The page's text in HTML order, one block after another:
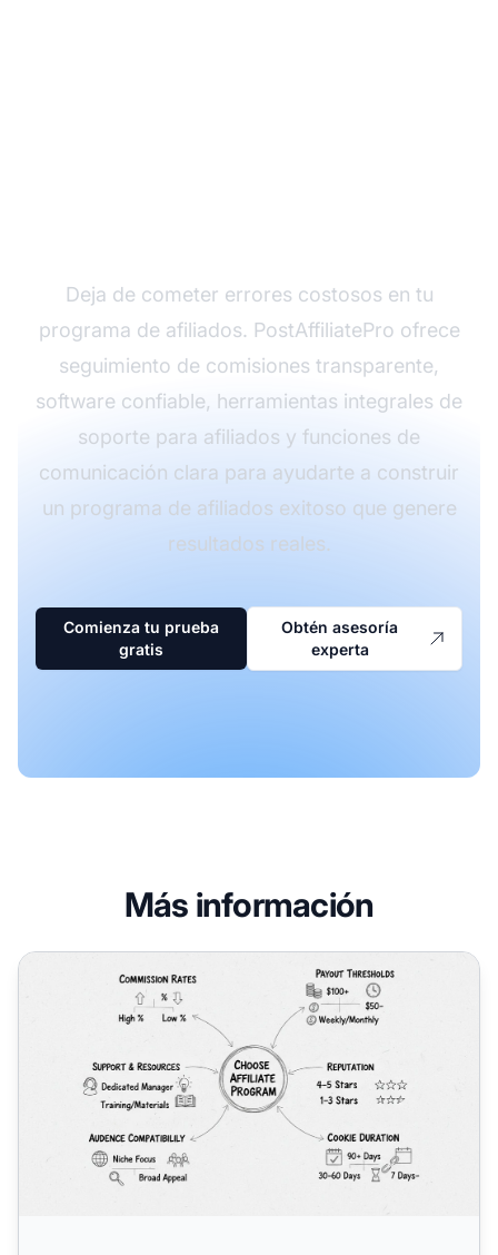
Deja de cometer errores costosos en tu
programa de afiliados. PostAffiliatePro ofrece
seguimiento de comisiones transparente,
software confiable, herramientas integrales de
soporte para afiliados y funciones de
comunicación clara para ayudarte a construir
un programa de afiliados exitoso que genere
resultados reales.
Comienza tu prueba
gratis
Obtén asesoría
experta
Más información
Cómo elegir el mejor programa de afiliados en 2025